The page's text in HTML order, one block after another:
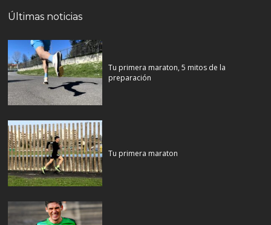
Últimas noticias
Tu primera maraton, 5 mitos de la
preparación
Tu primera maraton